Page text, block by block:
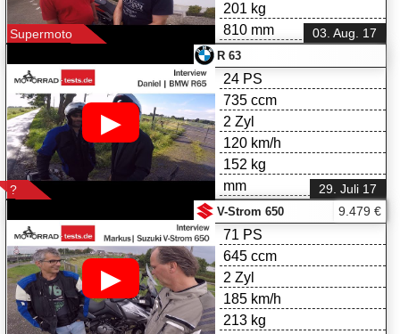
03. Aug. 17
Supermoto
201 kg
810 mm
▶
R 63
29. Juli 17
?
24 PS
735 ccm
2 Zyl
120 km/h
152 kg
mm
▶
V-Strom 650 9.479 €
71 PS
645 ccm
2 Zyl
185 km/h
213 kg